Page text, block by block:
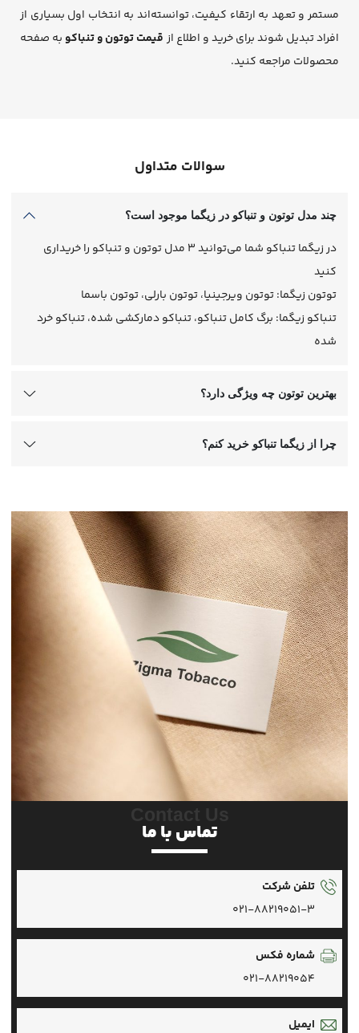
مستمر و تعهد به ارتقاء کیفیت، توانسته‌اند به انتخاب اول بسیاری از
افراد تبدیل شوند برای خرید و اطلاع از قیمت توتون و تنباکوبه صفحه
محصولات مراجعه کنید.
سوالات متداول
چند مدل توتون و تنباکو در زیگما موجود است؟
در زیگما تنباکو شما ‌می‌توانید 3 مدل توتون و تنباکو را خریداری
کنید
توتون زیگما: توتون ویرجینیا، توتون بارلی، توتون باسما
تنباکو زیگما: برگ کامل تنباکو، تنباکو دمارکشی شده، تنباکو خرد
شده
بهترین توتون چه ویژگی دارد؟
چرا از زیگما تنباکو خرید کنم؟
تماس با ما
تلفن شرکت
021-88219051-3
شماره فکس
021-88219054
ایمیل